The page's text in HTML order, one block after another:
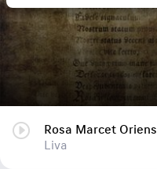
Rosa Marcet Oriens
Liva